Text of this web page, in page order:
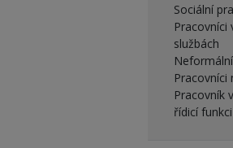
Sociální
Pracovníci
službách
Pracovníci
Pracovník
řídicí funkci